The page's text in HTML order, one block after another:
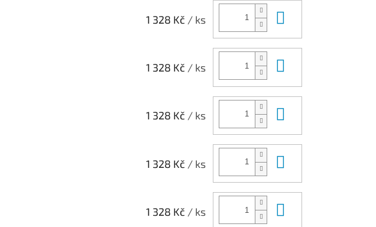
1 328 Kč / ks
1 328 Kč / ks
1 328 Kč / ks
1 328 Kč / ks
1 328 Kč / ks